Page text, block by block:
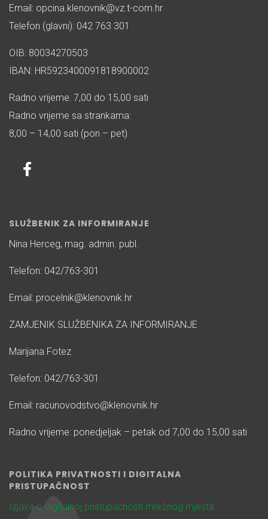
Email: opcina.klenovnik@vz.t-com.hr
Telefon (glavni): 042 763 301
OIB: 80034270503
IBAN: HR5923400091818900002
Radno vrijeme: 7,00 do 15,00 sati
Radno vrijeme sa strankama:
8,00 – 14,00 sati (pon – pet)
SLUŽBENIK ZA INFORMIRANJE
Nina Herceg, mag. admin. publ.
Telefon: 042/763-301
Email: procelnik@klenovnik.hr
ZAMJENIK SLUŽBENIKA ZA INFORMIRANJE
Marijana Fotez
Telefon: 042/763-301
Email: racunovodstvo@klenovnik.hr
Radno vrijeme: ponedjeljak – petak od 7,00 do 15,00 sati
POLITIKA PRIVATNOSTI I DIGITALNA
PRISTUPAČNOST
Izjava o digitalnoj pristupačnosti mrežnog mjesta